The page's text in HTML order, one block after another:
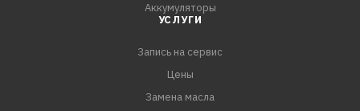
Аккумуляторы
УСЛУГИ
Запись на сервис
Цены
Замена масла